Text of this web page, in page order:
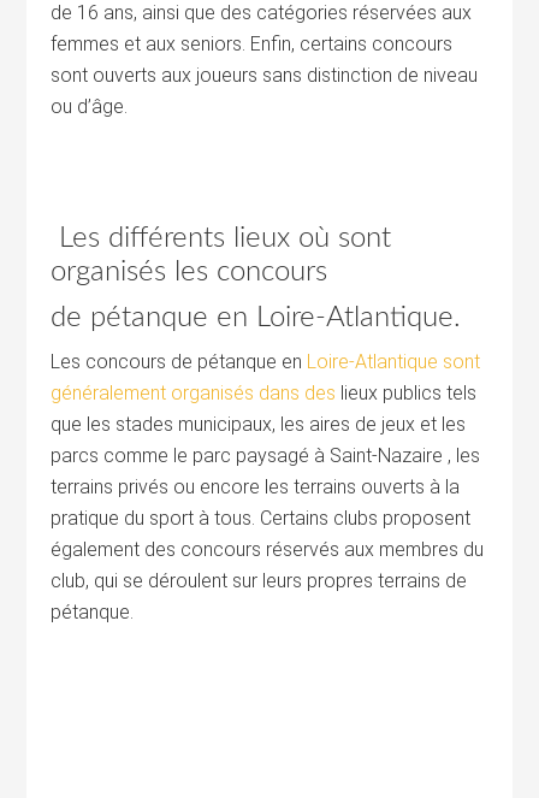
de 16 ans, ainsi que des catégories réservées aux
femmes et aux seniors. Enfin, certains concours
sont ouverts aux joueurs sans distinction de niveau
ou d’âge.
Les différents lieux où sont
organisés les concours
de pétanque en Loire-Atlantique.
Les concours de pétanque en Loire-Atlantique sont
généralement organisés dans des lieux publics tels
que les stades municipaux, les aires de jeux et les
parcs comme le parc paysagé à Saint-Nazaire , les
terrains privés ou encore les terrains ouverts à la
pratique du sport à tous. Certains clubs proposent
également des concours réservés aux membres du
club, qui se déroulent sur leurs propres terrains de
pétanque.